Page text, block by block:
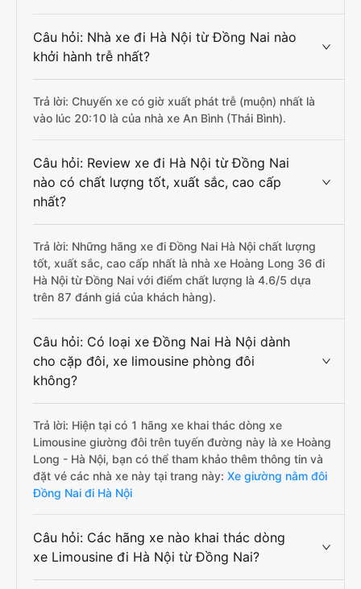
Câu hỏi: Nhà xe đi Hà Nội từ Đồng Nai nào
khởi hành trễ nhất?
Trả lời: Chuyến xe có giờ xuất phát trễ (muộn) nhất là
vào lúc 20:10 là của nhà xe An Bình (Thái Bình).
Câu hỏi: Review xe đi Hà Nội từ Đồng Nai
nào có chất lượng tốt, xuất sắc, cao cấp
nhất?
Trả lời: Những hãng xe đi Đồng Nai Hà Nội chất lượng
tốt, xuất sắc, cao cấp nhất là nhà xe Hoàng Long 36 đi
Hà Nội từ Đồng Nai với điểm chất lượng là 4.6/5 dựa
trên 87 đánh giá của khách hàng).
Câu hỏi: Có loại xe Đồng Nai Hà Nội dành
cho cặp đôi, xe limousine phòng đôi
không?
Trả lời: Hiện tại có 1 hãng xe khai thác dòng xe
Limousine giường đôi trên tuyến đường này là xe Hoàng
Long - Hà Nội, bạn có thể tham khảo thêm thông tin và
đặt vé các nhà xe này tại trang này: Xe giường nằm đôi
Đồng Nai đi Hà Nội
Câu hỏi: Các hãng xe nào khai thác dòng
xe Limousine đi Hà Nội từ Đồng Nai?